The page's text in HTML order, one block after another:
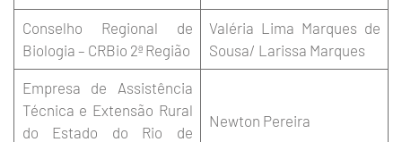
Conselho Regional de
Biologia – CRBio 2ª Região
Valéria Lima Marques de
Sousa/ Larissa Marques
Empresa de Assistência
Técnica e Extensão Rural
do Estado do Rio de
Newton Pereira